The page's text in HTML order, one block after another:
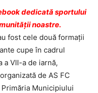
dedicată sportului
noastre.
fost cele două formații
cupe în cadrul
a VII-a de iarnă,
de AS FC
Municipiului